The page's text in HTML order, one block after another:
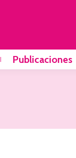
Publicaciones